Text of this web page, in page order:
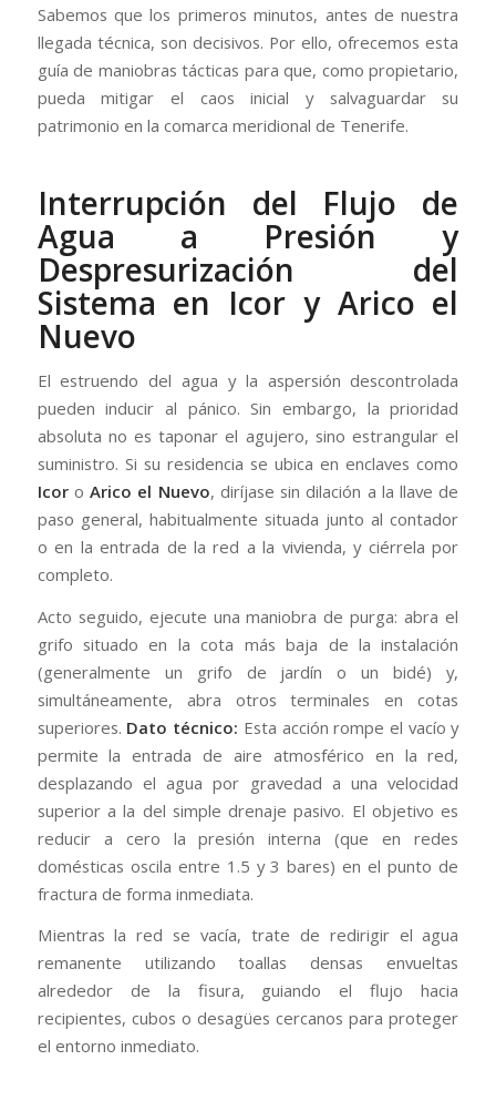
Sabemos que los primeros minutos, antes de nuestra
llegada técnica, son decisivos. Por ello, ofrecemos esta
guía de maniobras tácticas para que, como propietario,
pueda mitigar el caos inicial y salvaguardar su
patrimonio en la comarca meridional de Tenerife.
Interrupción del Flujo de
Agua a Presión y
Despresurización del
Sistema en Icor y Arico el
Nuevo
El estruendo del agua y la aspersión descontrolada
pueden inducir al pánico. Sin embargo, la prioridad
absoluta no es taponar el agujero, sino estrangular el
suministro. Si su residencia se ubica en enclaves como
IcoroArico el Nuevo, diríjase sin dilación a la llave de
paso general, habitualmente situada junto al contador
o en la entrada de la red a la vivienda, y ciérrela por
completo.
Acto seguido, ejecute una maniobra de purga: abra el
grifo situado en la cota más baja de la instalación
(generalmente un grifo de jardín o un bidé) y,
simultáneamente, abra otros terminales en cotas
superiores. Dato técnico: Esta acción rompe el vacío y
permite la entrada de aire atmosférico en la red,
desplazando el agua por gravedad a una velocidad
superior a la del simple drenaje pasivo. El objetivo es
reducir a cero la presión interna (que en redes
domésticas oscila entre 1.5 y 3 bares) en el punto de
fractura de forma inmediata.
Mientras la red se vacía, trate de redirigir el agua
remanente utilizando toallas densas envueltas
alrededor de la fisura, guiando el flujo hacia
recipientes, cubos o desagües cercanos para proteger
el entorno inmediato.